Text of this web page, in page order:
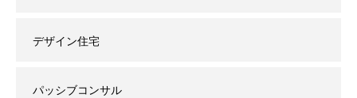
デザイン住宅
パッシブコンサル